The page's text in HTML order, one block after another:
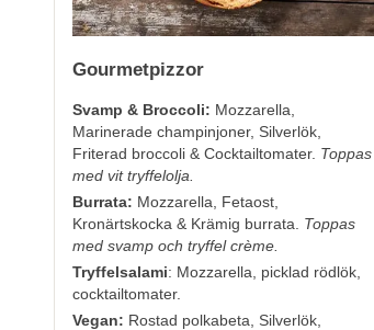
Gourmetpizzor
Svamp & Broccoli: Mozzarella,
Marinerade champinjoner, Silverlök,
Friterad broccoli & Cocktailtomater. Toppas
med vit tryffelolja.
Burrata: Mozzarella, Fetaost,
Kronärtskocka & Krämig burrata. Toppas
med svamp och tryffel crème.
Tryffelsalami: Mozzarella, picklad rödlök,
cocktailtomater.
Vegan: Rostad polkabeta, Silverlök,